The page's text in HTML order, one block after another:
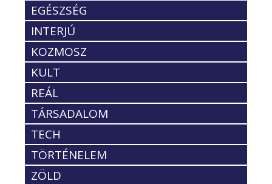
EGÉSZSÉG
INTERJÚ
KOZMOSZ
KULT
REÁL
TÁRSADALOM
TECH
TÖRTÉNELEM
ZÖLD